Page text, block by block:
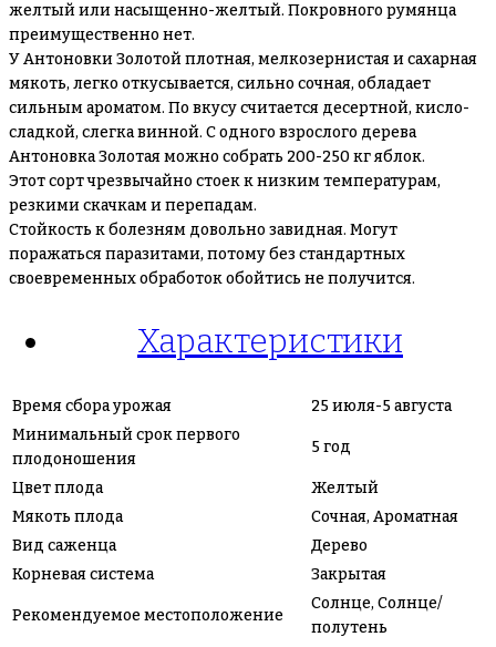
желтый или насыщенно-желтый. Покровного румянца
преимущественно нет.
У Антоновки Золотой плотная, мелкозернистая и сахарная
мякоть, легко откусывается, сильно сочная, обладает
сильным ароматом. По вкусу считается десертной, кисло-
сладкой, слегка винной. С одного взрослого дерева
Антоновка Золотая можно собрать 200-250 кг яблок.
Этот сорт чрезвычайно стоек к низким температурам,
резкими скачкам и перепадам.
Стойкость к болезням довольно завидная. Могут
поражаться паразитами, потому без стандартных
своевременных обработок обойтись не получится.
Характеристики
Время сбора урожая
25 июля-5 августа
Минимальный срок первого
плодоношения
5 год
Цвет плода
Желтый
Мякоть плода
Сочная, Ароматная
Вид саженца
Дерево
Корневая система
Закрытая
Рекомендуемое местоположение
Солнце, Солнце/
полутень